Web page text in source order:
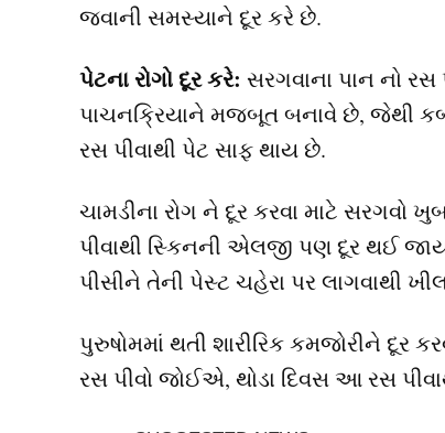
જવાની સમસ્યાને દૂર કરે છે.
પેટના રોગો દૂર કરે: સરગવાના પાન નો
પાચનક્રિયાને મજબૂત બનાવે છે, જેથી
રસ પીવાથી પેટ સાફ થાય છે.
ચામડીના રોગ ને દૂર કરવા માટે સરગવો
પીવાથી સ્કિનની એલજી પણ દૂર થઈ જાય
પીસીને તેની પેસ્ટ ચહેરા પર લાગવાથી
પુરુષોમમાં થતી શારીરિક કમજોરીને દૂર
રસ પીવો જોઈએ, થોડા દિવસ આ રસ